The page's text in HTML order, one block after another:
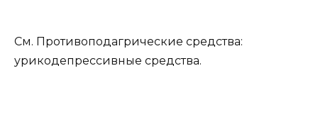
См. Противоподагрические средства:
урикодепрессивные средства.